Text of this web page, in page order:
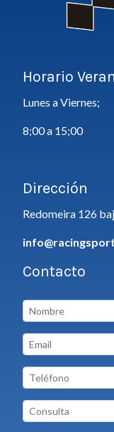
Horario
Lunes a Viernes;
8;00 a 15;00
Dirección
Redomeira 126
Contacto